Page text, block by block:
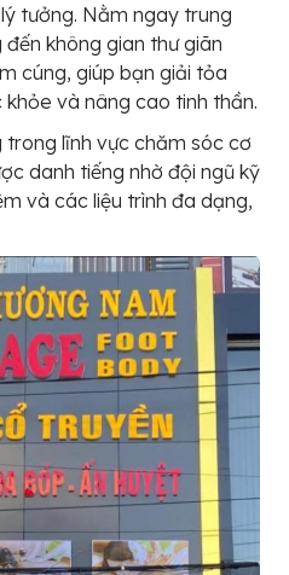
tưởng. Nằm ngay trung
không gian thư giãn
cúng, giúp bạn giải tỏa
và nâng cao tinh thần.
lĩnh vực chăm sóc cơ
danh tiếng nhờ đội ngũ kỹ
và các liệu trình đa dạng,